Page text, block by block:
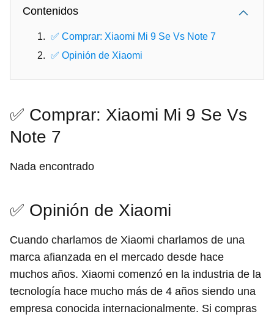
Contenidos
✅ Comprar: Xiaomi Mi 9 Se Vs Note 7
✅ Opinión de Xiaomi
✅ Comprar: Xiaomi Mi 9 Se Vs
Note 7
Nada encontrado
✅ Opinión de Xiaomi
Cuando charlamos de Xiaomi charlamos de una
marca afianzada en el mercado desde hace
muchos años. Xiaomi comenzó en la industria de la
tecnología hace mucho más de 4 años siendo una
empresa conocida internacionalmente. Si compras